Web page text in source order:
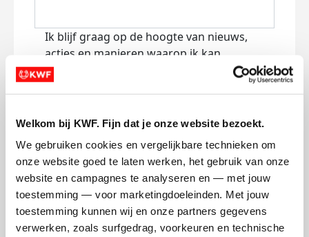
Welkom bij KWF. Fijn dat je onze website bezoekt.
We gebruiken cookies en vergelijkbare technieken om
onze website goed te laten werken, het gebruik van onze
website en campagnes te analyseren en — met jouw
toestemming — voor marketingdoeleinden. Met jouw
toestemming kunnen wij en onze partners gegevens
verwerken, zoals surfgedrag, voorkeuren en technische
Ik blijf graag op de hoogte van nieuws,
acties en manieren waarop ik kan
bijdragen aan KWF via:
E-mail
Lees hierhoe KWF omgaat met je
persoonsgegevens.
Jouw bericht op de actiepagina van Arnoud
Schoffelmeer Ideska (optioneel)